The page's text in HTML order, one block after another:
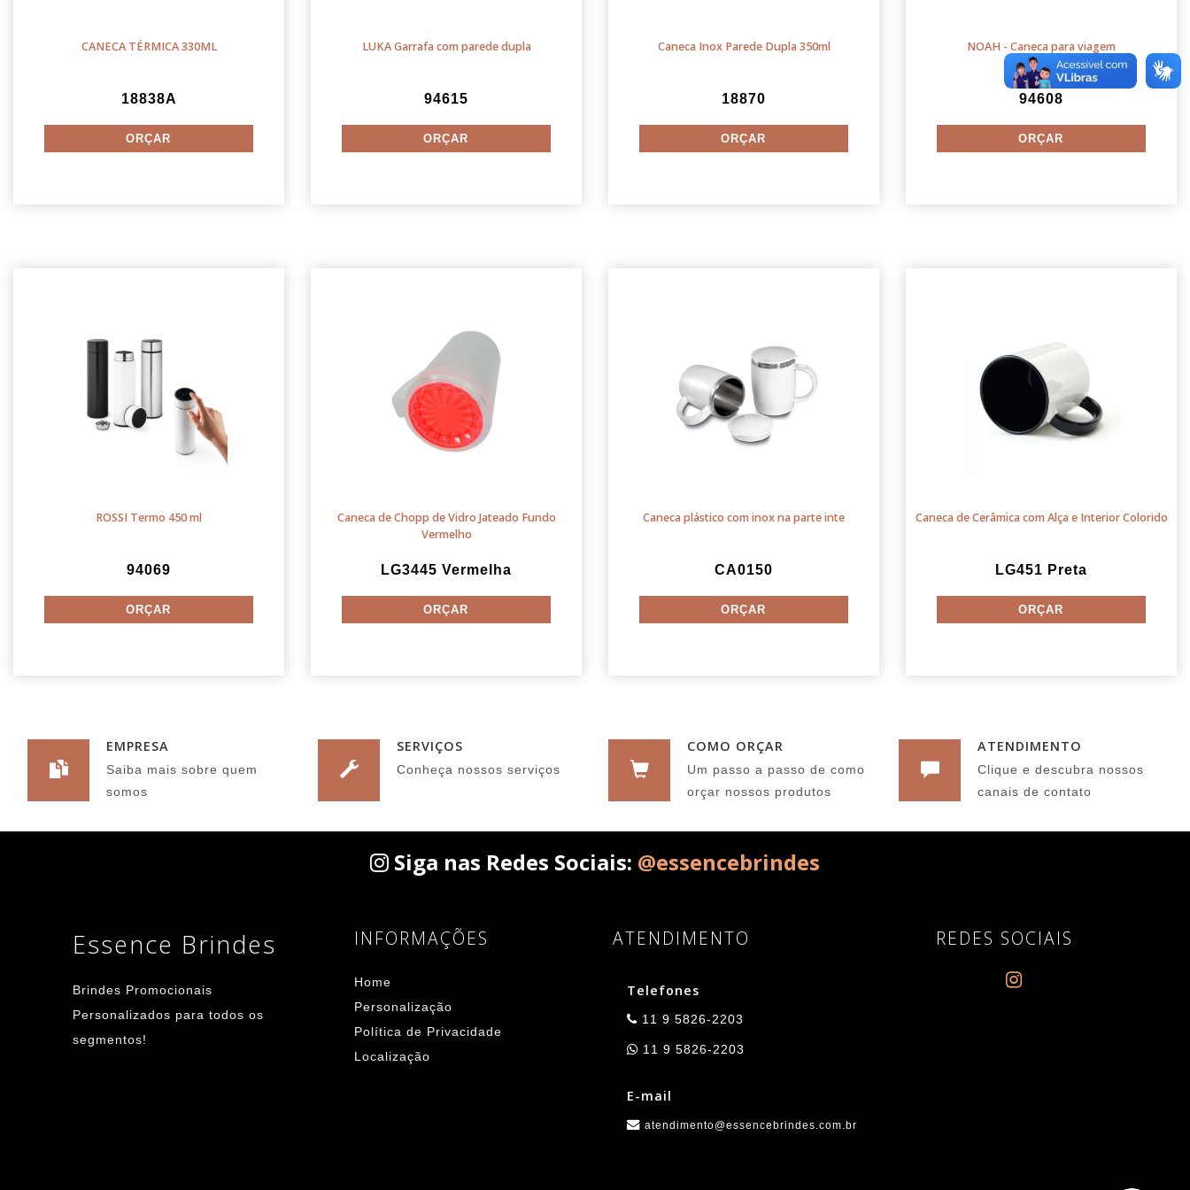
CANECA TÉRMICA 330ML
18838A
LUKA Garrafa com parede dupla
94615
Caneca Inox Parede Dupla 350ml
18870
NOAH - Caneca para viagem
94608
ROSSI Termo 450 ml
94069
Caneca de Chopp de Vidro Jateado Fundo
Vermelho
LG3445 Vermelha
Caneca plástico com inox na parte inte
CA0150
Caneca de Cerâmica com Alça e Interior Colorido
LG451 Preta
EMPRESA
Saiba mais sobre quem
somos
SERVIÇOS
Conheça nossos serviços
COMO ORÇAR
Um passo a passo de como
orçar nossos produtos
ATENDIMENTO
Clique e descubra nossos
canais de contato
Siga nas Redes Sociais: @essencebrindes
Essence Brindes
Brindes Promocionais
Personalizados para todos os
segmentos!
INFORMAÇÕES
Home
Personalização
Política de Privacidade
Localização
ATENDIMENTO
Telefones
11 9 5826-2203
11 9 5826-2203
E-mail
atendimento@essencebrindes.com.br
REDES SOCIAIS